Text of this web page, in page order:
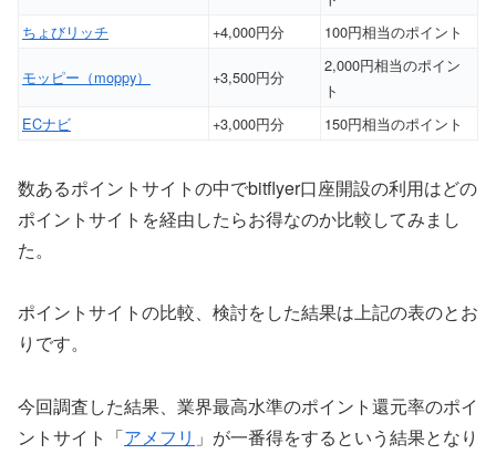
ちょびリッチ
+4,000円分 100円相当のポイント
モッピー（moppy） +3,500円分
2,000円相当のポイン
ト
ECナビ
+3,000円分 150円相当のポイント
数あるポイントサイトの中でbitflyer口座開設の利用はどの
ポイントサイトを経由したらお得なのか比較してみまし
た。
ポイントサイトの比較、検討をした結果は上記の表のとお
りです。
今回調査した結果、業界最高水準のポイント還元率のポイ
ントサイト「アメフリ 」が一番得をするという結果となり